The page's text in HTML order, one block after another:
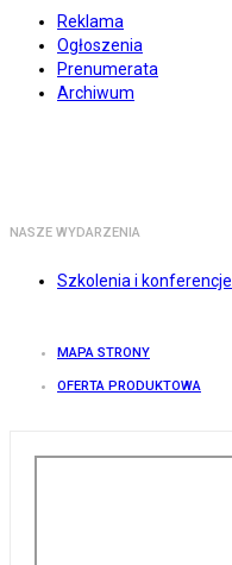
Reklama
Ogłoszenia
Prenumerata
Archiwum
NASZE WYDARZENIA
Szkolenia i konferencje
MAPA STRONY
OFERTA PRODUKTOWA